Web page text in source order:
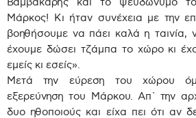
Μάρκος! Κι ήταν συνέχεια με την
βοηθήσουμε να πάει καλά η ταινία,
έχουμε δώσει τζάμπα το χώρο κι
εμείς κι εσείς».
Μετά την εύρεση του χώρου
εξερεύνηση του Μάρκου. Απ` την
δυο ηθοποιούς και είχα πει ότι αν